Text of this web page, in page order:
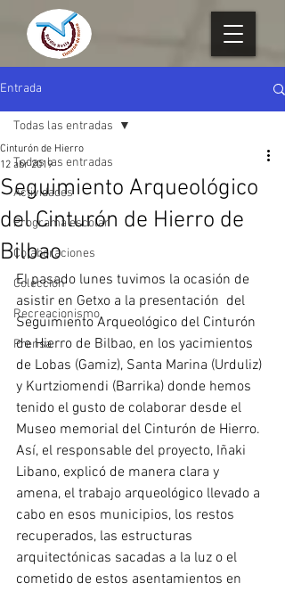
Entrada
Todas las entradas
Actividades
Programa escolar
Colaboraciones
Colección
Recreacionismo
Prensa
Todas las entradas
Seguimiento Arqueológico
del Cinturón de Hierro de
Bilbao
Cinturón de Hierro
12 abr 2019
El pasado lunes tuvimos la ocasión de
asistir en Getxo a la presentación  del
Seguimiento Arqueológico del Cinturón
de Hierro de Bilbao, en los yacimientos
de Lobas (Gamiz), Santa Marina (Urduliz)
y Kurtziomendi (Barrika) donde hemos
tenido el gusto de colaborar desde el
Museo memorial del Cinturón de Hierro.
Así, el responsable del proyecto, Iñaki
Libano, explicó de manera clara y
amena, el trabajo arqueológico llevado a
cabo en esos municipios, los restos
recuperados, las estructuras
arquitectónicas sacadas a la luz o el
cometido de estos asentamientos en